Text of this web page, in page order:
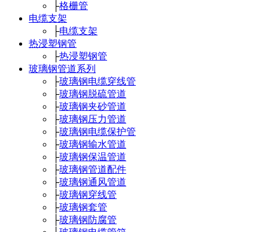
├格栅管
电缆支架
├电缆支架
热浸塑钢管
├热浸塑钢管
玻璃钢管道系列
├玻璃钢电缆穿线管
├玻璃钢脱硫管道
├玻璃钢夹砂管道
├玻璃钢压力管道
├玻璃钢电缆保护管
├玻璃钢输水管道
├玻璃钢保温管道
├玻璃钢管道配件
├玻璃钢通风管道
├玻璃钢穿线管
├玻璃钢套管
├玻璃钢防腐管